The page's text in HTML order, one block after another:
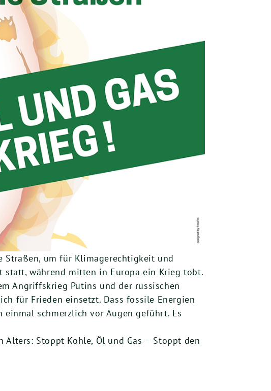
Straßen, um für Klimagerechtigkeit und
während mitten in Europa ein Krieg tobt.
Angriffskrieg Putins und der russischen
für Frieden einsetzt. Dass fossile Energien
schmerzlich vor Augen geführt. Es
Stoppt Kohle, Öl und Gas – Stoppt den